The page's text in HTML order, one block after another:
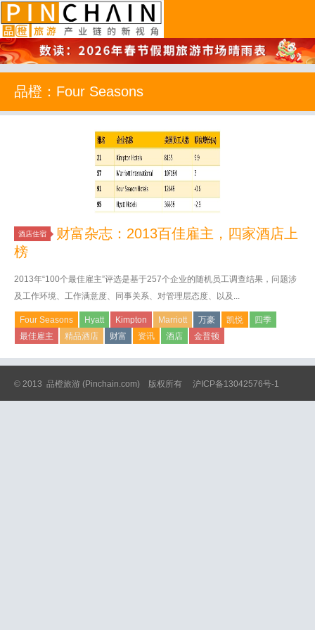
品橙旅游
品橙：Four Seasons
酒店住宿
财富杂志：2013百佳雇主，四家酒店上
榜
2013年“100个最佳雇主”评选是基于257个企业的随机员工调查结果，问题涉
及工作环境、工作满意度、同事关系、对管理层态度、以及...
Four Seasons Hyatt Kimpton Marriott 万豪 凯悦
四季
最佳雇主
精品酒店 财富 资讯 酒店 金普顿
© 2013 品橙旅游 (Pinchain.com) 版权所有 沪ICP备13042576号-1